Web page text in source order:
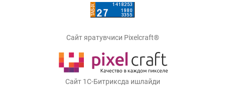
Сайт яратувчиси Pixelcraft®
Сайт 1C-Битриксда ишлайди